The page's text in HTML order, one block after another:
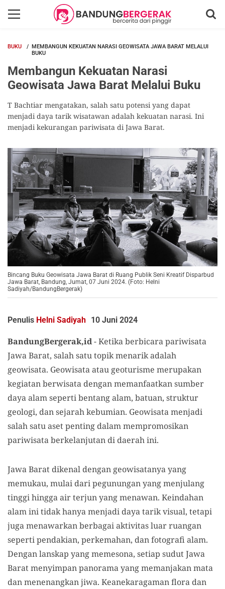
BUKU
MEMBANGUN KEKUATAN NARASI GEOWISATA JAWA BARAT MELALUI
BUKU
Membangun Kekuatan Narasi
Geowisata Jawa Barat Melalui Buku
T Bachtiar mengatakan, salah satu potensi yang dapat
menjadi daya tarik wisatawan adalah kekuatan narasi. Ini
menjadi kekurangan pariwisata di Jawa Barat.
Bincang Buku Geowisata Jawa Barat di Ruang Publik Seni Kreatif Disparbud
Jawa Barat, Bandung, Jumat, 07 Juni 2024. (Foto: Helni
Sadiyah/BandungBergerak)
Penulis Helni Sadiyah 10 Juni 2024
BandungBergerak,id- Ketika berbicara pariwisata
Jawa Barat, salah satu topik menarik adalah
geowisata. Geowisata atau geoturisme merupakan
kegiatan berwisata dengan memanfaatkan sumber
daya alam seperti bentang alam, batuan, struktur
geologi, dan sejarah kebumian. Geowisata menjadi
salah satu aset penting dalam mempromosikan
pariwisata berkelanjutan di daerah ini.
Jawa Barat dikenal dengan geowisatanya yang
memukau, mulai dari pegunungan yang menjulang
tinggi hingga air terjun yang menawan. Keindahan
alam ini tidak hanya menjadi daya tarik visual, tetapi
juga menawarkan berbagai aktivitas luar ruangan
seperti pendakian, perkemahan, dan fotografi alam.
Dengan lanskap yang memesona, setiap sudut Jawa
Barat menyimpan panorama yang memanjakan mata
dan menenangkan jiwa. Keanekaragaman flora dan